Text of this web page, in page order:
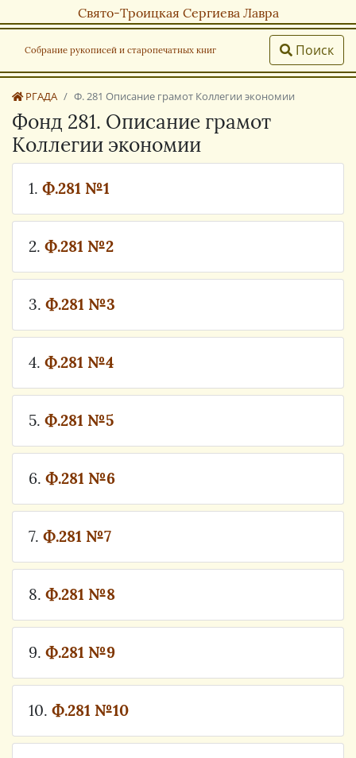
Свято-Троицкая Сергиева Лавра
Собрание рукописей и старопечатных книг Поиск
РГАДА Ф. 281 Описание грамот Коллегии экономии
Фонд 281. Описание грамот
Коллегии экономии
1. Ф.281 №1
2. Ф.281 №2
3. Ф.281 №3
4. Ф.281 №4
5. Ф.281 №5
6. Ф.281 №6
7. Ф.281 №7
8. Ф.281 №8
9. Ф.281 №9
10. Ф.281 №10